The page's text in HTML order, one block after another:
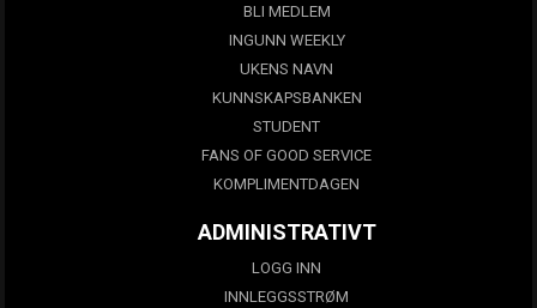
BLI MEDLEM
INGUNN WEEKLY
UKENS NAVN
KUNNSKAPSBANKEN
STUDENT
FANS OF GOOD SERVICE
KOMPLIMENTDAGEN
ADMINISTRATIVT
LOGG INN
INNLEGGSSTRØM